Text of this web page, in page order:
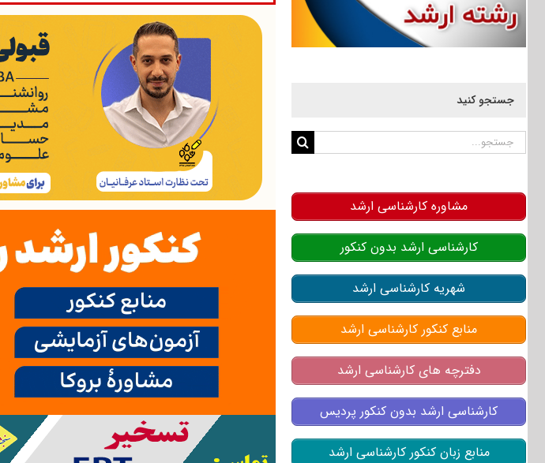
جستجو کنید
جستجو
مشاوره کارشناسی ارشد
کارشناسی ارشد بدون کنکور
شهریه کارشناسی ارشد
منابع کنکور کارشناسی ارشد
دفترچه های کارشناسی ارشد
کارشناسی ارشد بدون کنکور پردیس
منابع زبان کنکور کارشناسی ارشد